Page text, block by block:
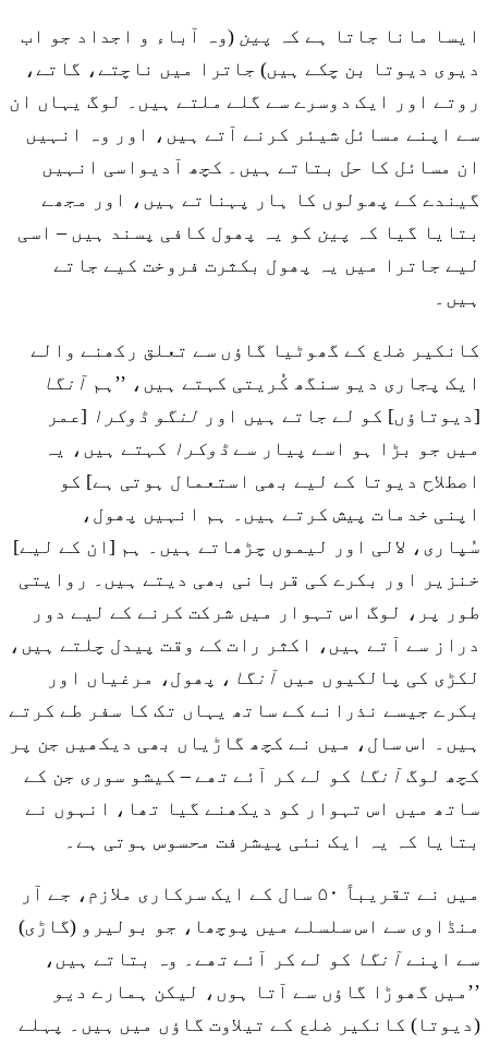
ایسا مانا جاتا ہے کہ پین (وہ آباء و اجداد جو اب
دیوی دیوتا بن چکے ہیں) جاترا میں ناچتے، گاتے،
روتے اور ایک دوسرے سے گلے ملتے ہیں۔ لوگ یہاں ان
سے اپنے مسائل شیئر کرنے آتے ہیں، اور وہ انہیں
ان مسائل کا حل بتاتے ہیں۔ کچھ آدیواسی انہیں
گیندے کے پھولوں کا ہار پہناتے ہیں، اور مجھے
بتایا گیا کہ
پین کو یہ پھول کافی پسند ہیں – اسی
لیے جاترا میں یہ پھول بکثرت فروخت کیے جاتے
ہیں۔
کانکیر ضلع کے گھوٹیا گاؤں سے تعلق رکھنے والے
ایک پجاری دیو سنگھ کُریتی کہتے ہیں، ’’ہمآنگا
[دیوتاؤں] کو لے جاتے ہیں اور لنگو ڈوکرا [عمر
میں جو بڑا ہو اسے پیار سے ڈوکرا کہتے ہیں، یہ
اصطلاح دیوتا کے لیے بھی استعمال ہوتی ہے] کو
اپنی خدمات پیش کرتے ہیں۔ ہم انہیں پھول،
سُپاری، لالی اور لیموں چڑھاتے ہیں۔ ہم [ان کے لیے]
خنزیر اور بکرے کی قربانی بھی دیتے ہیں۔ روایتی
طور پر، لوگ اس تہوار میں شرکت کرنے کے لیے دور
دراز سے آتے ہیں، اکثر رات کے وقت پیدل چلتے ہیں،
لکڑی کی پالکیوں میںآنگا ، پھول، مرغیاں اور
بکرے جیسے نذرانے کے ساتھ یہاں تک کا سفر طے کرتے
ہیں۔ اس سال، میں نے کچھ گاڑیاں بھی دیکھیں جن پر
کچھ لوگآنگا کو لے کر آئے تھے – کیشو سوری جن کے
ساتھ میں اس تہوار کو دیکھنے گیا تھا، انہوں نے
بتایا کہ یہ ایک نئی پیشرفت محسوس ہوتی ہے۔
میں نے تقریباً ۵۰ سال کے ایک سرکاری ملازم، جے آر
منڈاوی سے اس سلسلے میں پوچھا، جو بولیرو (گاڑی)
سے اپنےآنگا کو لے کر آئے تھے۔ وہ بتاتے ہیں،
’’میں گھوڑا گاؤں سے آتا ہوں، لیکن ہمارے دیو
(دیوتا) کانکیر ضلع کے تیلاوت گاؤں میں ہیں۔ پہلے